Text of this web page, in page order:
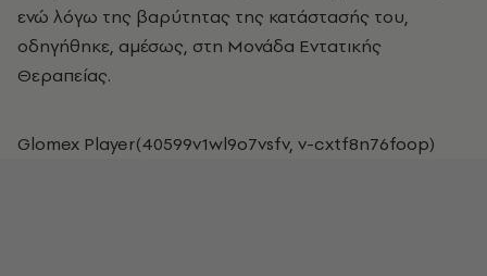
ενώ λόγω της βαρύτητας της κατάστασής του,
οδηγήθηκε, αμέσως, στη Μονάδα Εντατικής
Θεραπείας.
Glomex Player(40599v1wl9o7vsfv, v-cxtf8n76foop)